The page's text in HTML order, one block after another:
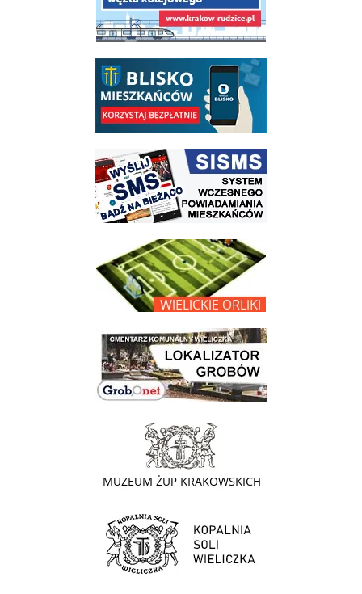
link do opisu aplikacji - BLISKO, Gmina Wieliczka w aplikacji Blisko
link do strony systemu wczesnego ostrzegania mieszkańców SISMS
link do opisu projektu Wielickie Orliki
link do lokalizatora grobów na wielickim cmentarzu - grobnet
link do strony - Muzeum Żup Krakowskich Wieliczka
link do strony Kopalni Soli Wieliczka